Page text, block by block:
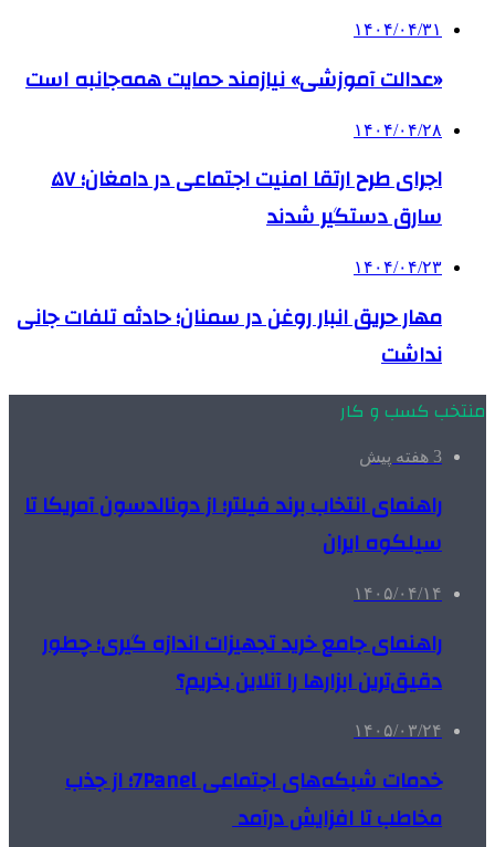
۱۴۰۴/۰۴/۳۱
«عدالت آموزشی» نیازمند حمایت همه‌جانبه است
۱۴۰۴/۰۴/۲۸
اجرای طرح ارتقا امنیت اجتماعی در دامغان؛ ۵۷
سارق دستگیر شدند
۱۴۰۴/۰۴/۲۳
مهار حریق انبار روغن در سمنان؛ حادثه تلفات جانی
نداشت
منتخب کسب و کار
3 هفته پیش
راهنمای انتخاب برند فیلتر؛ از دونالدسون آمریکا تا
سیلکوه ایران
۱۴۰۵/۰۴/۱۴
راهنمای جامع خرید تجهیزات اندازه گیری؛ چطور
دقیق‌ترین ابزارها را آنلاین بخریم؟
۱۴۰۵/۰۳/۲۴
خدمات شبکه‌های اجتماعی 7Panel؛ از جذب
مخاطب تا افزایش درآمد